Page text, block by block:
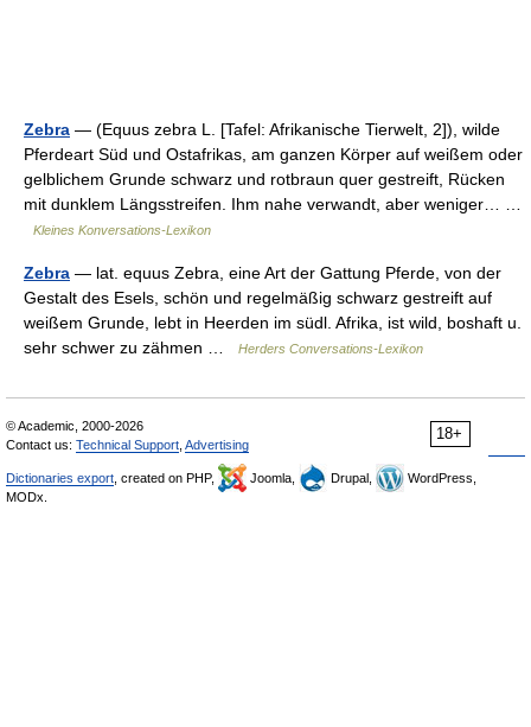
Zebra — (Equus zebra L. [Tafel: Afrikanische Tierwelt, 2]), wilde
Pferdeart Süd und Ostafrikas, am ganzen Körper auf weißem oder
gelblichem Grunde schwarz und rotbraun quer gestreift, Rücken
mit dunklem Längsstreifen. Ihm nahe verwandt, aber weniger… …
Kleines Konversations-Lexikon
Zebra — lat. equus Zebra, eine Art der Gattung Pferde, von der
Gestalt des Esels, schön und regelmäßig schwarz gestreift auf
weißem Grunde, lebt in Heerden im südl. Afrika, ist wild, boshaft u.
sehr schwer zu zähmen …
Herders Conversations-Lexikon
18+
© Academic, 2000-2026
Contact us: Technical Support Advertising
Dictionaries export , created on PHP, Joomla, Drupal,
WordPress,
MODx.